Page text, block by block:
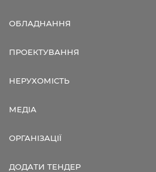
ОБЛАДНАННЯ
ПРОЕКТУВАННЯ
НЕРУХОМІСТЬ
МЕДІА
ОРГАНІЗАЦІЇ
ДОДАТИ ТЕНДЕР